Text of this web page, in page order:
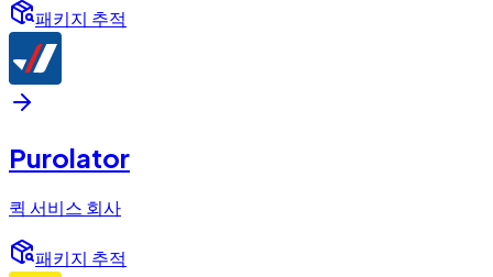
패키지 추적
Purolator
퀵 서비스 회사
패키지 추적